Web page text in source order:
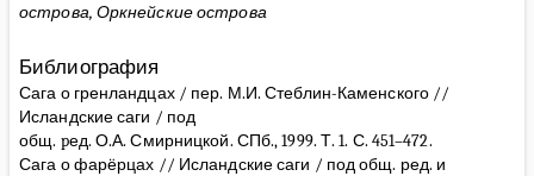
острова, Оркнейские острова
Библиография
Сага о гренландцах / пер. М.И. Стеблин-Каменского //
Исландские саги / под
общ. pед. О.А. Смирницкой. СПб., 1999. Т. 1. С. 451–472.
Сага о фарёрцах // Исландские саги / под общ. ред. и